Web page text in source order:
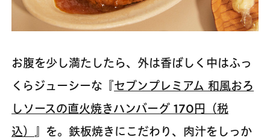
お腹を少し満たしたら、外は香ばしく中はふっ
くらジューシーな『セブンプレミアム 和風おろ
しソースの直火焼きハンバーグ 170円（税
込） 』を。鉄板焼きにこだわり、肉汁をしっか